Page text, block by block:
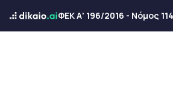
ΦΕΚ Α' 196/2016 - Νόμος